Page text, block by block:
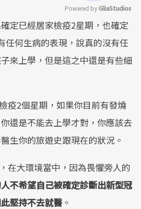
Mute
Powered by GliaStudios
定已經居家檢疫2星期，也確定
任何生病的表現，說真的沒有任
來上學，但是這之中還是有些細
疫2個星期，如果你目前有發燒
還是不能去上學才對，你應該去
生你的旅遊史跟現在的狀況。
在大環境當中，因為畏懼旁人的
不希望自己被確定診斷出新型冠
堅持不去就醫 。